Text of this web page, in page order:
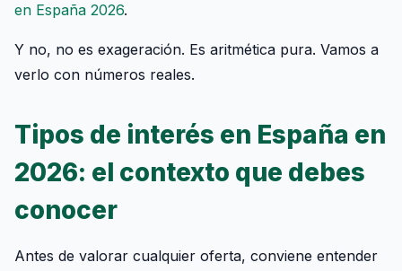
en España 2026.
Y no, no es exageración. Es aritmética pura. Vamos a
verlo con números reales.
Tipos de interés en España en
2026: el contexto que debes
conocer
Antes de valorar cualquier oferta, conviene entender